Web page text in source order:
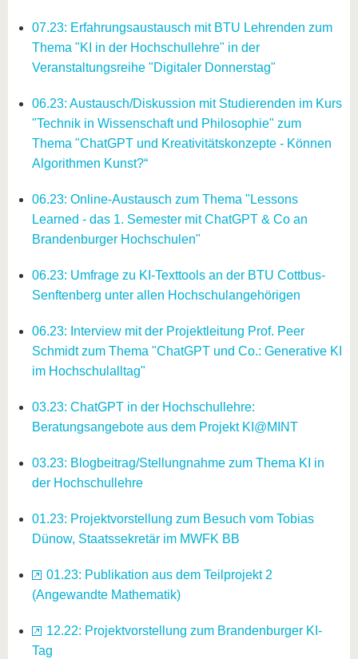
07.23: Erfahrungsaustausch mit BTU Lehrenden zum
Thema "KI in der Hochschullehre" in der
Veranstaltungsreihe "Digitaler Donnerstag"
06.23: Austausch/Diskussion mit Studierenden im Kurs
"Technik in Wissenschaft und Philosophie" zum
Thema "ChatGPT und Kreativitätskonzepte - Können
Algorithmen Kunst?“
06.23: Online-Austausch zum Thema "Lessons
Learned - das 1. Semester mit ChatGPT & Co an
Brandenburger Hochschulen"
06.23: Umfrage zu KI-Texttools an der BTU Cottbus-
Senftenberg unter allen Hochschulangehörigen
06.23: Interview mit der Projektleitung Prof. Peer
Schmidt zum Thema "ChatGPT und Co.: Generative KI
im Hochschulalltag"
03.23: ChatGPT in der Hochschullehre:
Beratungsangebote aus dem Projekt KI@MINT
03.23: Blogbeitrag/Stellungnahme zum Thema KI in
der Hochschullehre
01.23: Projektvorstellung zum Besuch vom Tobias
Dünow, Staatssekretär im MWFK BB
01.23: Publikation aus dem Teilprojekt 2
(Angewandte Mathematik)
12.22: Projektvorstellung zum Brandenburger KI-
Tag